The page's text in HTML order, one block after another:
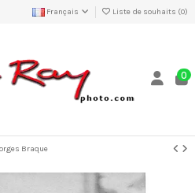
Français Liste de souhaits (0)
0
Braque